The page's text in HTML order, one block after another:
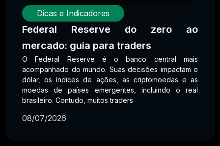
Dicas e Indicadores
Federal Reserve do zero ao
mercado: guia para traders
O Federal Reserve é o banco central mais
acompanhado do mundo. Suas decisões impactam o
dólar, os índices de ações, as criptomoedas e as
moedas de países emergentes, incluindo o real
brasileiro. Contudo, muitos traders
08/07/2026